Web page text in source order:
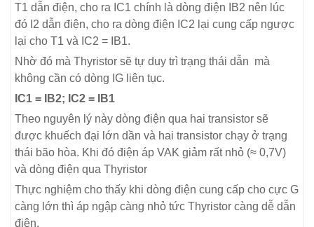
T1 dẫn điện, cho ra IC1 chính là dòng điện IB2 nên lúc
đó I2 dẫn điện, cho ra dòng điện IC2 lại cung cấp ngược
lại cho T1 và IC2 = IB1.
Nhờ đó mà Thyristor sẽ tự duy trì trạng thái dẫn mà
không cần có dòng IG liên tục.
IC1 = IB2; IC2 = IB1
Theo nguyên lý này dòng điện qua hai transistor sẽ
được khuếch đại lớn dần và hai transistor chạy ở trạng
thái bão hòa. Khi đó điện áp VAK giảm rất nhỏ (≈ 0,7V)
và dòng điện qua Thyristor
Thực nghiệm cho thấy khi dòng điện cung cấp cho cực G
càng lớn thì áp ngập càng nhỏ tức Thyristor càng dễ dẫn
điện.